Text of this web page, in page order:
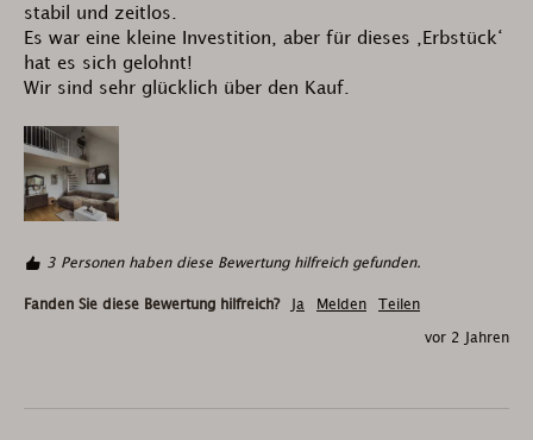
stabil und zeitlos.
Es war eine kleine Investition, aber für dieses ‚Erbstück‘
hat es sich gelohnt!
Wir sind sehr glücklich über den Kauf.
3 Personen haben diese Bewertung hilfreich gefunden.
Fanden Sie diese Bewertung hilfreich? Ja Melden Teilen
vor 2 Jahren